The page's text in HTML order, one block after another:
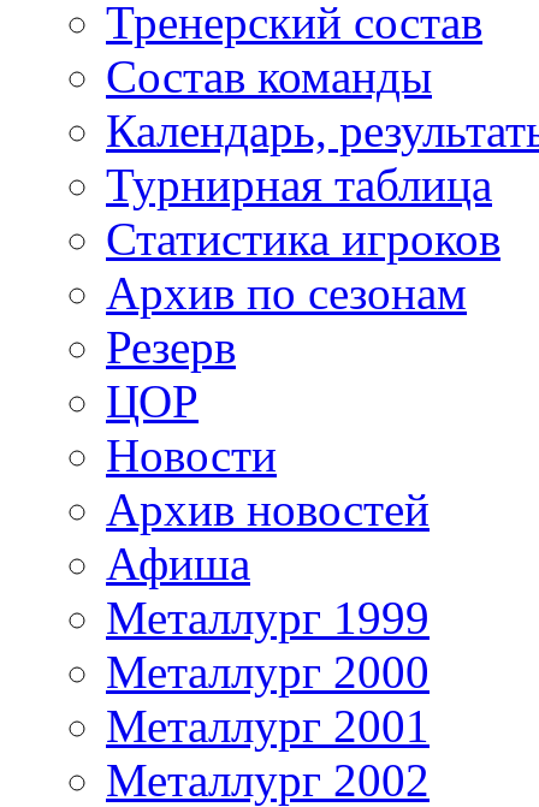
Тренерский состав
Состав команды
Календарь,
Турнирная таблица
Статистика игроков
Архив по сезонам
Резерв
ЦОР
Новости
Архив новостей
Афиша
Металлург 1999
Металлург 2000
Металлург 2001
Металлург 2002